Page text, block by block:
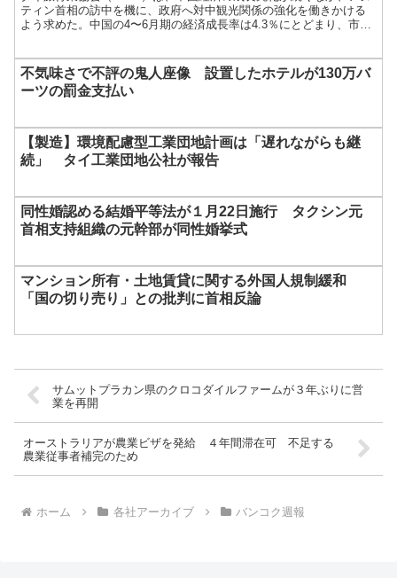
ティン首相の訪中を機に、政府へ対中観光関係の強化を働きかける
よう求めた。中国の4〜6月期の経済成長率は4.3％にとどまり、市場
不気味さで不評の鬼人座像 設置したホテルが130万バ
ーツの罰金支払い
【製造】環境配慮型工業団地計画は「遅れながらも継
続」 タイ工業団地公社が報告
同性婚認める結婚平等法が１月22日施行 タクシン元
首相支持組織の元幹部が同性婚挙式
マンション所有・土地賃貸に関する外国人規制緩和
「国の切り売り」との批判に首相反論
サムットプラカン県のクロコダイルファームが３年ぶりに営
業を再開
オーストラリアが農業ビザを発給 ４年間滞在可 不足する
農業従事者補完のため
ホーム 各社アーカイブ バンコク週報